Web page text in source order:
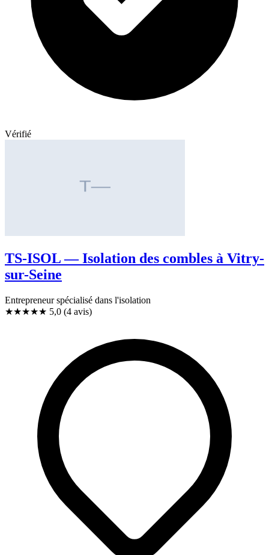
Vérifié
TS-ISOL — Isolation des combles à Vitry-
sur-Seine
Entrepreneur spécialisé dans l'isolation
★★★★★ 5,0 (4 avis)